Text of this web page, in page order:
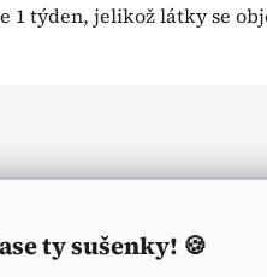
ty sušenky! 🍪
1 týden, jelikož látky se